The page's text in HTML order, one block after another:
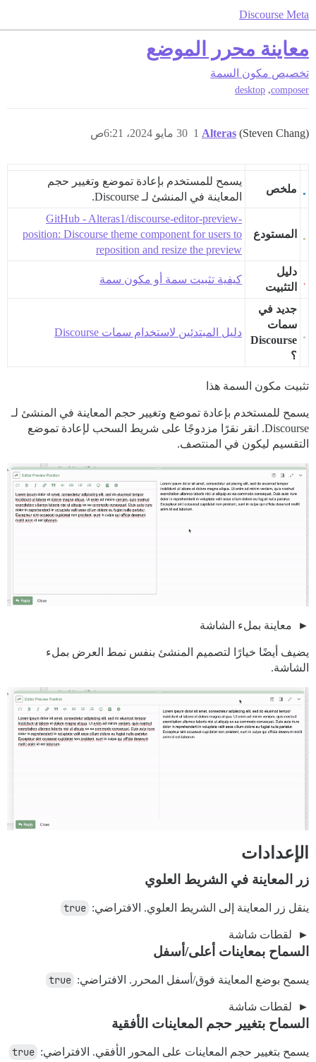
Discourse Meta
معاينة محرر الموضع
تخصيص مكون السمة
composer
,
desktop
Alteras (Steven Chang) 30 مايو 2024، 6:21ص 1
ملخص
يسمح للمستخدم بإعادة تموضع وتغيير حجم
المعاينة في المنشئ لـ Discourse.
المستودع
GitHub - Alteras1/discourse-editor-preview-
position: Discourse theme component for users to
reposition and resize the preview
دليل
التثبيت
كيفية تثبيت سمة أو مكون سمة
جديد في
سمات
Discourse
؟
دليل المبتدئين لاستخدام سمات Discourse
تثبيت مكون السمة هذا
يسمح للمستخدم بإعادة تموضع وتغيير حجم المعاينة في المنشئ لـ
Discourse. انقر نقرًا مزدوجًا على شريط السحب لإعادة تموضع
التقسيم ليكون في المنتصف.
معاينة بملء الشاشة
يضيف أيضًا خيارًا لتصميم المنشئ بنفس نمط العرض بملء
الشاشة.
الإعدادات
زر المعاينة في الشريط العلوي
ينقل زر المعاينة إلى الشريط العلوي. الافتراضي: true
لقطات شاشة
السماح بمعاينات أعلى/أسفل
يسمح بوضع المعاينة فوق/أسفل المحرر. الافتراضي: true
لقطات شاشة
السماح بتغيير حجم المعاينات الأفقية
يسمح بتغيير حجم المعاينات على المحور الأفقي. الافتراضي: true